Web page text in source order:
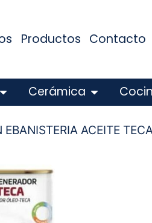
Productos Contacto
Cerámica
EBANISTERIA ACEITE